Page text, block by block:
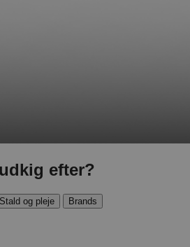
efter?
Stald og pleje Brands